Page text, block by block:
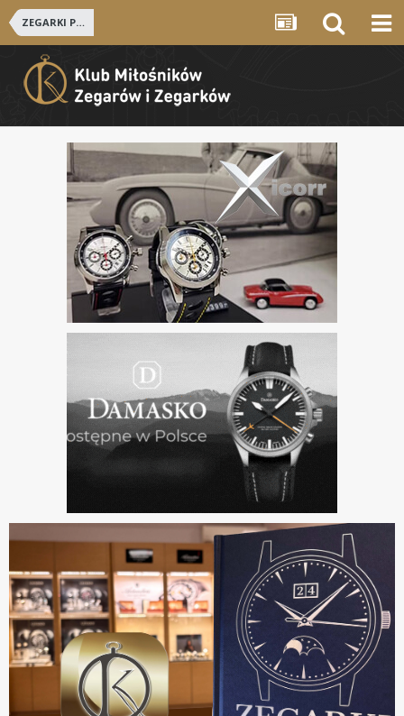
ZEGARKI POLSKIE